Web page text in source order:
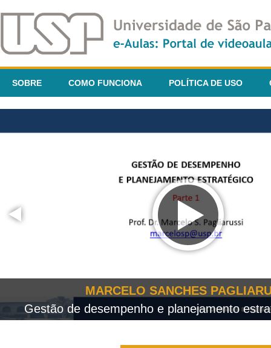
SOBRE COMO FUNCIONA POLÍTICA DE USO
MARCELO SANCHES
Gestão de desempenho e planejamento